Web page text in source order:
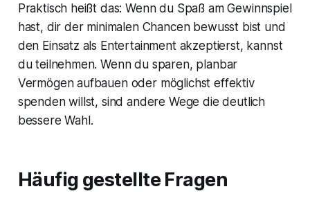
Praktisch heißt das: Wenn du Spaß am Gewinnspiel
hast, dir der minimalen Chancen bewusst bist und
den Einsatz als Entertainment akzeptierst, kannst
du teilnehmen. Wenn du sparen, planbar
Vermögen aufbauen oder möglichst effektiv
spenden willst, sind andere Wege die deutlich
bessere Wahl.
Häufig gestellte Fragen